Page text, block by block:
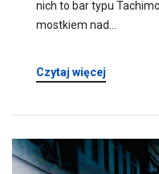
nich to bar typu
mostkiem nad…
Czytaj więcej